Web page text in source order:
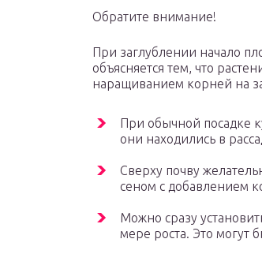
Обратите внимание!
При заглублении начало
объясняется тем, что
наращиванием корней на
При обычной посадке
они находились в
Сверху почву
сеном с добавлением
Можно сразу
мере роста. Это могут